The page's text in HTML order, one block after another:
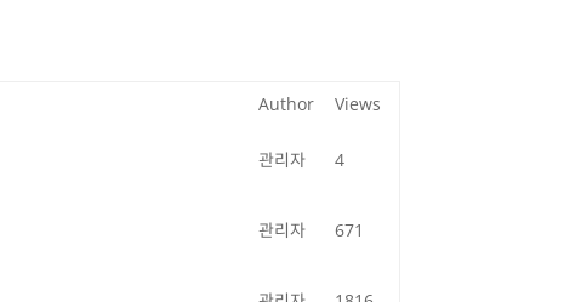
Author Views
관리자 4
관리자 671